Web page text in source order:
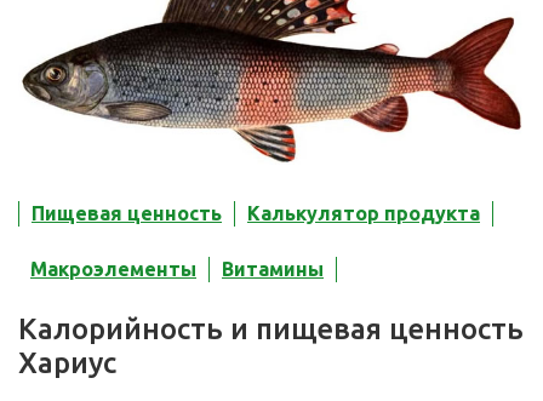
Пищевая ценность Калькулятор продукта
Макроэлементы Витамины
Калорийность и пищевая ценность
Хариус